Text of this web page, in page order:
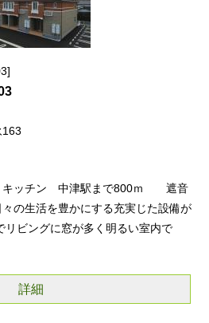
163
キッチン 中津駅まで800ｍ 遮音
の生活を豊かにする充実じた設備が
ングに窓が多く明るい室内で
詳細